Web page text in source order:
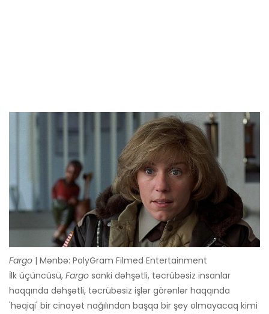
Fargo | Mənbə: PolyGram Filmed Entertainment
İlk üçüncüsü, Fargo sanki dəhşətli, təcrübəsiz insanlar
haqqında dəhşətli, təcrübəsiz işlər görənlər haqqında
'həqiqi' bir cinayət nağılından başqa bir şey olmayacaq kimi